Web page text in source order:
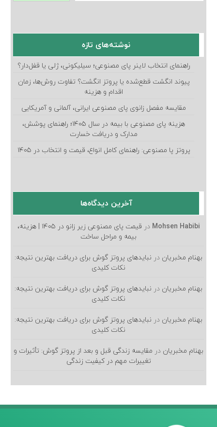
نوشته‌های تازه
راهنمای انتخاب لاینر پای مصنوعی؛ سیلیکونی، ژلی یا قفل‌دار؟
پیوند انگشت قطع‌شده یا پروتز انگشت؟ تفاوت روش‌ها، زمان
اقدام و هزینه
مقایسه مفصل زانوی پای مصنوعی ایرانی، آلمانی و آمریکایی
هزینه پای مصنوعی با بیمه در سال ۱۴۰۵؛ راهنمای پوشش،
مدارک و دریافت خسارت
پروتز پا مصنوعی: راهنمای کامل انواع، قیمت و انتخاب در ۱۴۰۵
آخرین دیدگاه‌ها
Mohsen Habibi در
قیمت پای مصنوعی زیر زانو در ۱۴۰۵ | هزینه،
بیمه و مراحل ساخت
بهنام مخبریان در نبایدهای پروتز گوش برای دریافت بهترین نتیجه:
نکات کلیدی
بهنام مخبریان در نبایدهای پروتز گوش برای دریافت بهترین نتیجه:
نکات کلیدی
بهنام مخبریان در نبایدهای پروتز گوش برای دریافت بهترین نتیجه:
نکات کلیدی
بهنام مخبریان در مقایسه زندگی قبل و بعد از پروتز گوش: تأثیرات و
تغییرات مهم در کیفیت زندگی